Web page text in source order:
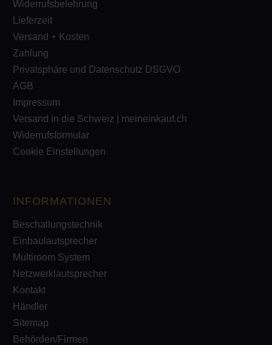
Widerrufsbelehrung
Lieferzeit
Versand + Kosten
Zahlung
Privatsphäre und Datenschutz DSGVO
AGB
Impressum
Versand in die Schweiz | meineinkauf.ch
Widerrufsformular
Cookie Einstellungen
INFORMATIONEN
Beschallungstechnik
Einbaulautsprecher
Multiroom System
Netzwerklautsprecher
Kontakt
Händler
Sitemap
Behörden/Firmen